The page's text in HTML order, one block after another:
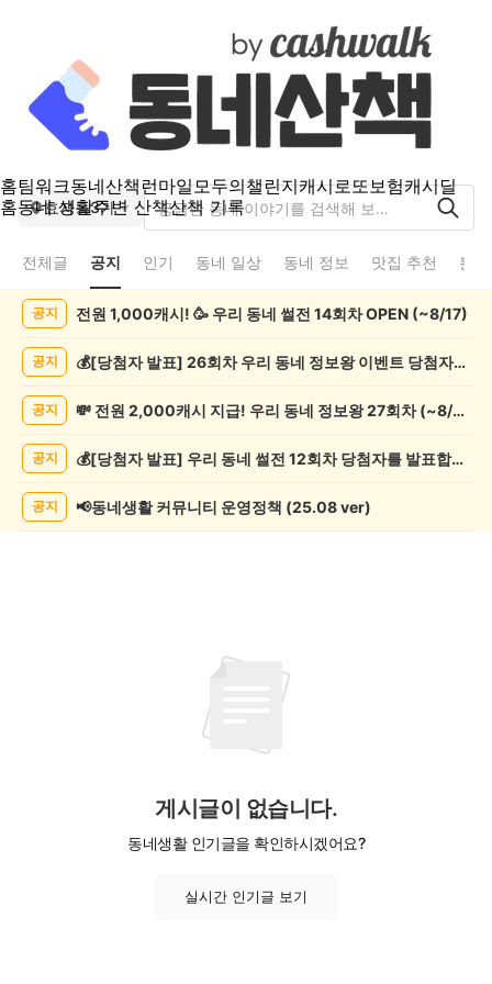
홈팀워크동네산책 런마일모두의챌린지캐시로또보험캐시딜
홈동네 생활주변 산책산책 기록
효자동3가
전체글 공지 인기 동네 일상 동네 정보 맛집 추천 분
록
공지 전원 1,000캐시! 🥳 우리 동네 썰전 14회차 OPEN (~8/17)
공지 💰[당첨자 발표] 26회차 우리 동네 정보왕 이벤트 당첨자를 발표합니다!
공지 💸 전원 2,000캐시 지급! 우리 동네 정보왕 27회차 (~8/10)
공지 💰[당첨자 발표] 우리 동네 썰전 12회차 당첨자를 발표합니다!
공지 📢동네생활 커뮤니티 운영정책 (25.08 ver)
게시글이 없습니다.
동네생활 인기글을 확인하시겠어요?
실시간 인기글 보기